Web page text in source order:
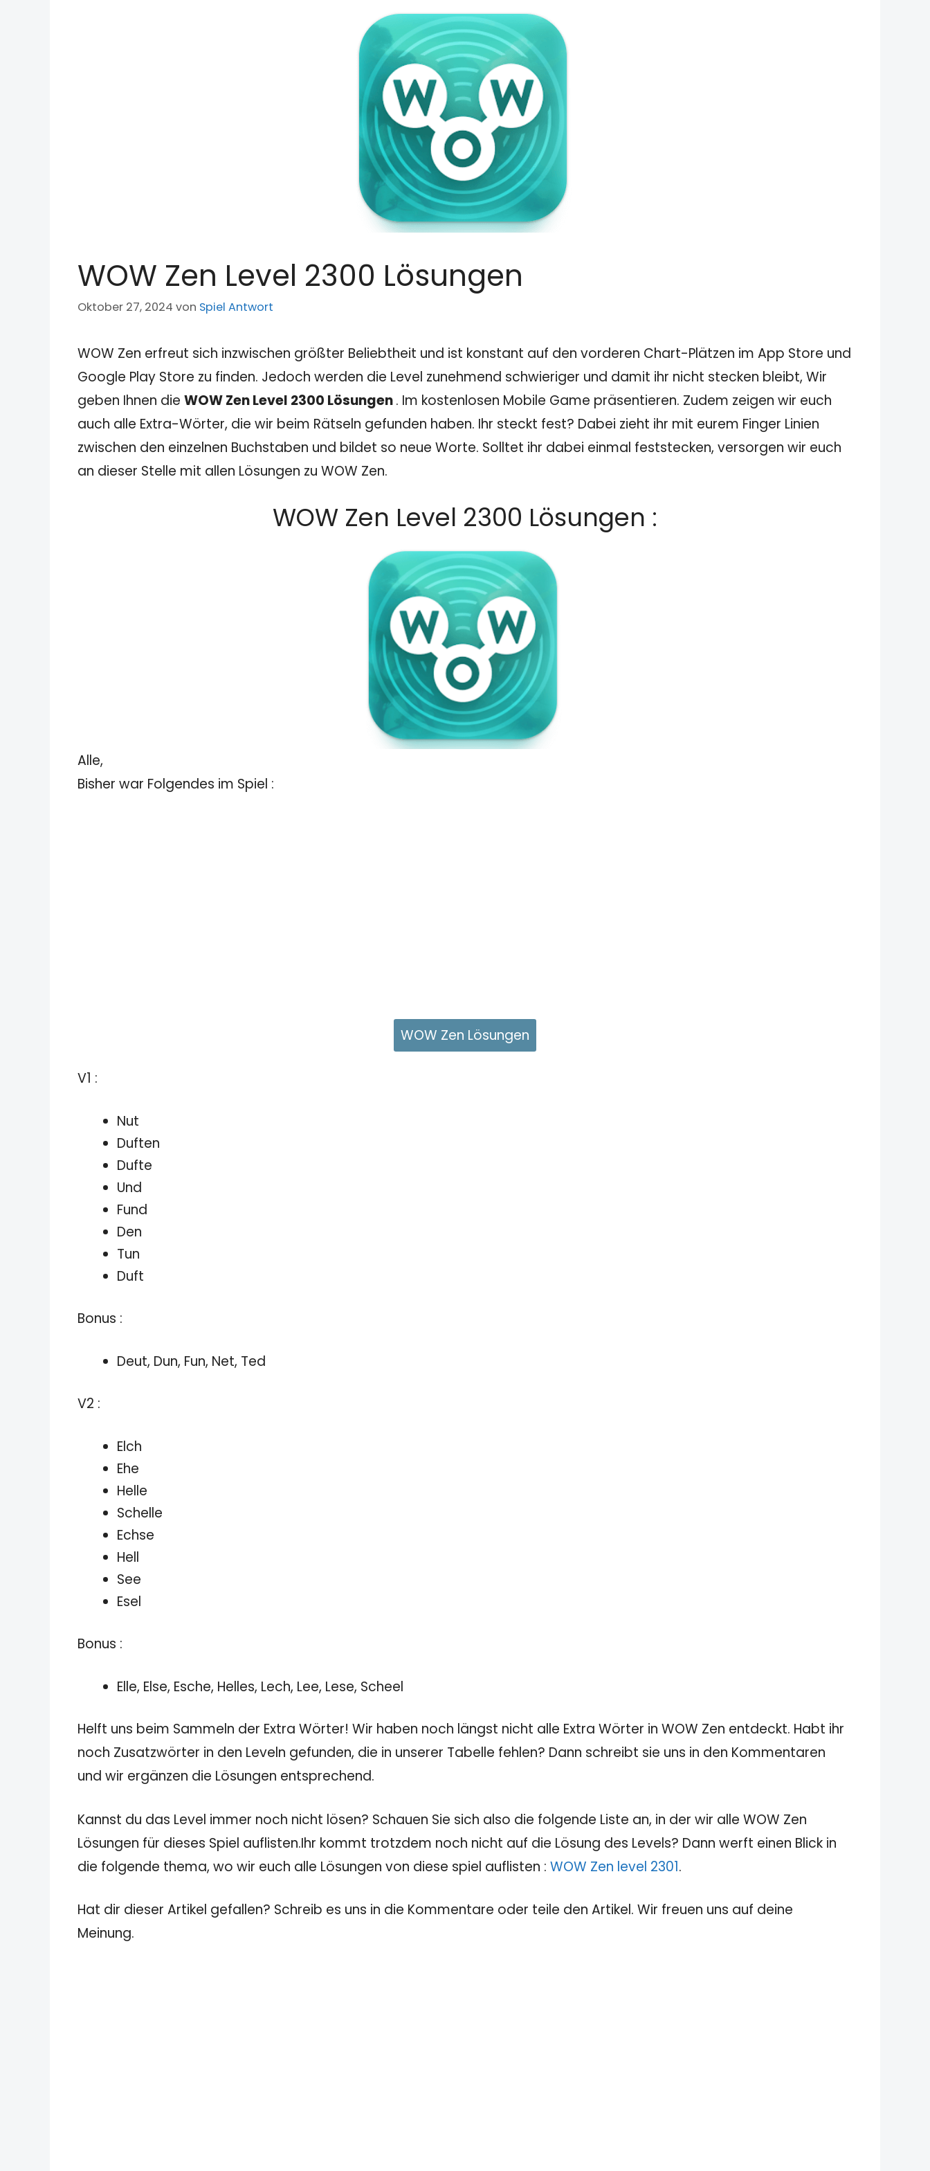
WOW Zen Level 2300 Lösungen
Oktober 27, 2024 von Spiel Antwort
WOW Zen erfreut sich inzwischen größter Beliebtheit und ist konstant auf den vorderen Chart-Plätzen im App Store und
Google Play Store zu finden. Jedoch werden die Level zunehmend schwieriger und damit ihr nicht stecken bleibt, Wir
geben Ihnen die WOW Zen Level 2300 Lösungen. Im kostenlosen Mobile Game präsentieren. Zudem zeigen wir euch
auch alle Extra-Wörter, die wir beim Rätseln gefunden haben. Ihr steckt fest? Dabei zieht ihr mit eurem Finger Linien
zwischen den einzelnen Buchstaben und bildet so neue Worte. Solltet ihr dabei einmal feststecken, versorgen wir euch
an dieser Stelle mit allen Lösungen zu WOW Zen.
WOW Zen Level 2300 Lösungen :
Alle,
Bisher war Folgendes im Spiel :
WOW Zen Lösungen
V1 :
Nut
Duften
Dufte
Und
Fund
Den
Tun
Duft
Bonus :
Deut, Dun, Fun, Net, Ted
V2 :
Elch
Ehe
Helle
Schelle
Echse
Hell
See
Esel
Bonus :
Elle, Else, Esche, Helles, Lech, Lee, Lese, Scheel
Helft uns beim Sammeln der Extra Wörter! Wir haben noch längst nicht alle Extra Wörter in WOW Zen entdeckt. Habt ihr
noch Zusatzwörter in den Leveln gefunden, die in unserer Tabelle fehlen? Dann schreibt sie uns in den Kommentaren
und wir ergänzen die Lösungen entsprechend.
Kannst du das Level immer noch nicht lösen? Schauen Sie sich also die folgende Liste an, in der wir alle WOW Zen
Lösungen für dieses Spiel auflisten.Ihr kommt trotzdem noch nicht auf die Lösung des Levels? Dann werft einen Blick in
die folgende thema, wo wir euch alle Lösungen von diese spiel auflisten : WOW Zen level 2301.
Hat dir dieser Artikel gefallen? Schreib es uns in die Kommentare oder teile den Artikel. Wir freuen uns auf deine
Meinung.